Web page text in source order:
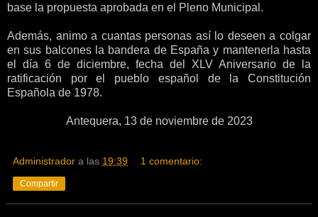
base la propuesta aprobada en el Pleno Municipal.
Además, animo a cuantas personas así lo deseen a colgar
en sus balcones la bandera de España y mantenerla hasta
el día 6 de diciembre, fecha del XLV Aniversario de la
ratificación por el pueblo español de la Constitución
Española de 1978.
Antequera, 13 de noviembre de 2023
Administrador a las 19:39 1 comentario:
Compartir